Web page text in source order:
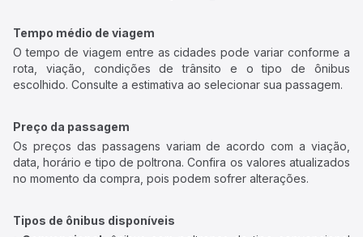
Tempo médio de viagem
O tempo de viagem entre as cidades pode variar conforme a
rota, viação, condições de trânsito e o tipo de ônibus
escolhido. Consulte a estimativa ao selecionar sua passagem.
Preço da passagem
Os preços das passagens variam de acordo com a viação,
data, horário e tipo de poltrona. Confira os valores atualizados
no momento da compra, pois podem sofrer alterações.
Tipos de ônibus disponíveis